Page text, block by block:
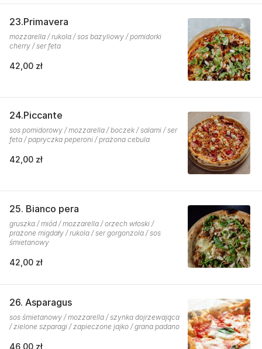
23.Primavera
mozzarella / rukola / sos bazyliowy / pomidorki
cherry / ser feta
42,00 zł
24.Piccante
sos pomidorowy / mozzarella / boczek / salami / ser
feta / papryczka peperoni / prażona cebula
42,00 zł
25. Bianco pera
gruszka / miód / mozzarella / orzech włoski /
prażone migdały / rukola / ser gorgonzola / sos
śmietanowy
42,00 zł
26. Asparagus
sos śmietanowy / mozzarella / szynka dojrzewająca
/ zielone szparagi / zapieczone jajko / grana padano
46,00 zł